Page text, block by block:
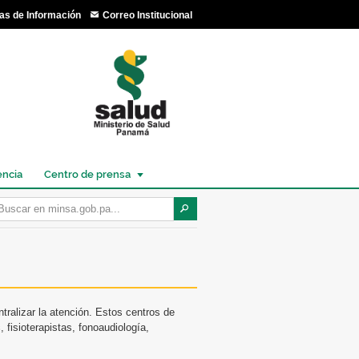
de Información Correo Institucional
Centro de prensa
la atención. Estos centros de
fisioterapistas, fonoaudiología,